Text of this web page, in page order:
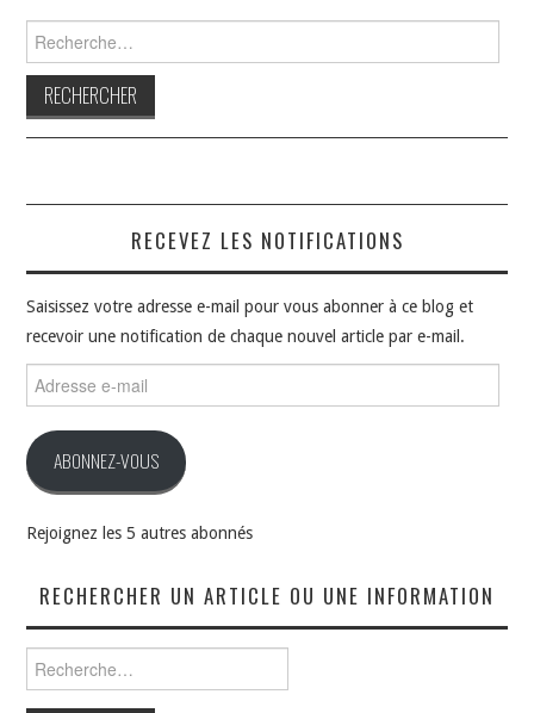
RECEVEZ LES NOTIFICATIONS
Saisissez votre adresse e-mail pour vous abonner à ce blog et
recevoir une notification de chaque nouvel article par e-mail.
e-
ABONNEZ-VOUS
Rejoignez les 5 autres abonnés
RECHERCHER UN ARTICLE OU UNE INFORMATION